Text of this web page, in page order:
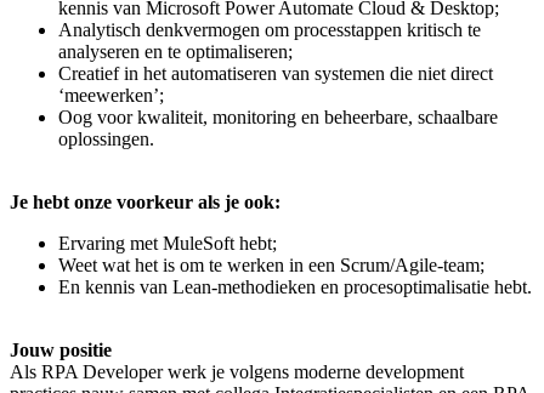
kennis van Microsoft Power Automate Cloud & Desktop;
Analytisch denkvermogen om processtappen kritisch te
analyseren en te optimaliseren;
Creatief in het automatiseren van systemen die niet direct
‘meewerken’;
Oog voor kwaliteit, monitoring en beheerbare, schaalbare
oplossingen.
Je hebt onze voorkeur als je ook:
Ervaring met MuleSoft hebt;
Weet wat het is om te werken in een Scrum/Agile-team;
En kennis van Lean-methodieken en procesoptimalisatie hebt.
Jouw positie
Als RPA Developer werk je volgens moderne development